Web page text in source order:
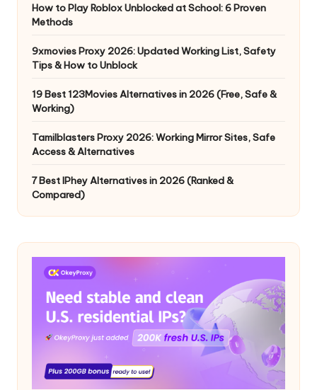
How to Play Roblox Unblocked at School: 6 Proven
Methods
9xmovies Proxy 2026: Updated Working List, Safety
Tips & How to Unblock
19 Best 123Movies Alternatives in 2026 (Free, Safe &
Working)
Tamilblasters Proxy 2026: Working Mirror Sites, Safe
Access & Alternatives
7 Best IPhey Alternatives in 2026 (Ranked &
Compared)